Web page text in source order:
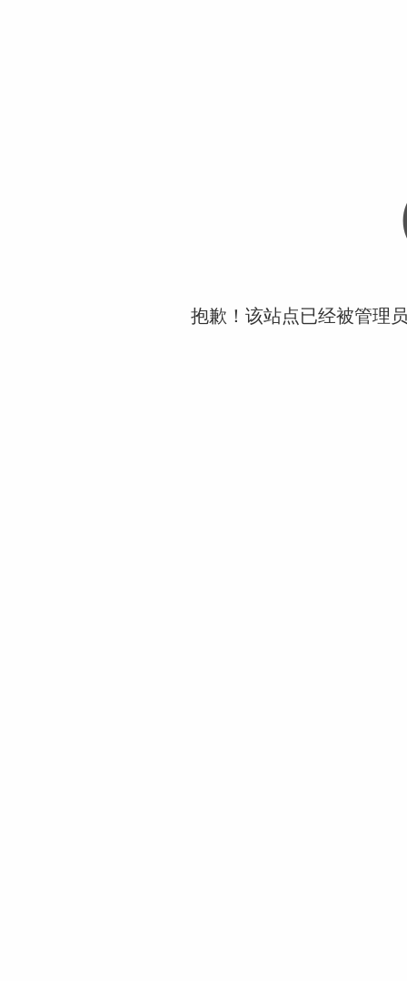
抱歉！该站点已经被管理